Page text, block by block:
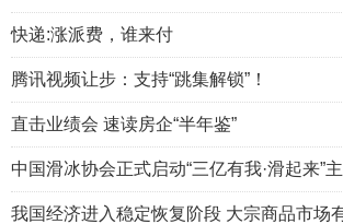
快递:涨派费，谁来付
腾讯视频让步：支持“跳集解锁”！
直击业绩会 速读房企“半年鉴”
中国滑冰协会正式启动“三亿有我·滑起来”
我国经济进入稳定恢复阶段 大宗商品市场